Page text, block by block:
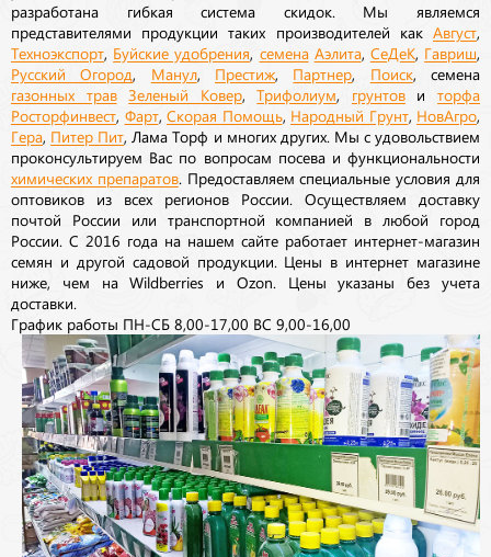
разработана гибкая система скидок. Мы являемся
представителями продукции таких производителей как Август
Техноэкспорт Буйские удобрения семена Аэлита, СеДеК Гавриш
Русский Огород Манул, Престиж Партнер Поиск, семена
газонных трав Зеленый Ковер,Трифолиум грунтовиторфа
Росторфинвест Фарт, Скорая Помощь Народный Грунт, НовАгро
Гера Питер Пит , Лама Торф и многих других. Мы с удовольствием
проконсультируем Вас по вопросам посева и функциональности
химических препаратов. Предоставляем специальные условия для
оптовиков из всех регионов России. Осуществляем доставку
почтой России или транспортной компанией в любой город
России. С 2016 года на нашем сайте работает интернет-магазин
семян и другой садовой продукции. Цены в интернет магазине
ниже, чем на Wildberries и Ozon. Цены указаны без учета
доставки.
График работы ПН-СБ 8,00-17,00 ВС 9,00-16,00